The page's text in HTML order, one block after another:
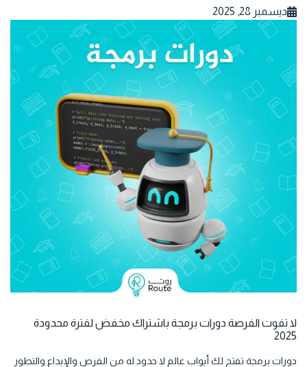
ديسمبر 28, 2025
لا تفوت الفرصة دورات برمجة باشتراك مخفض لفترة محدودة
2025
دورات برمجة تفتح لك أبواب عالم لا حدود له من الفرص والإبداع والتطور